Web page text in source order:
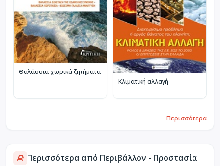
Θαλάσσια χωρικά ζητήματα
Κλιματική αλλαγή
Περισσότερα
Περισσότερα από Περιβάλλον - Προστασία